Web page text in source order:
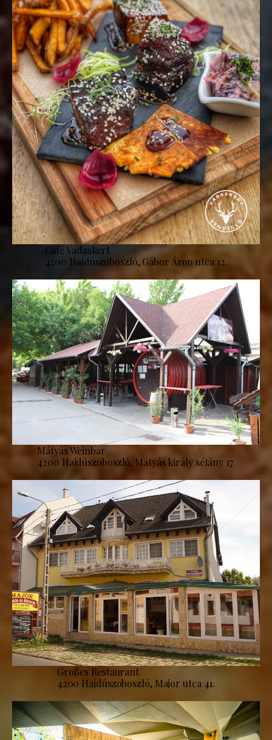
Café Vadaskert
4200 Hajdúszoboszló, Gábor Áron utca 12.
Mátyás Weinbar
4200 Hajdúszoboszló, Mátyás király sétány 17.
Großes Restaurant
4200 Hajdúszoboszló, Major utca 41.